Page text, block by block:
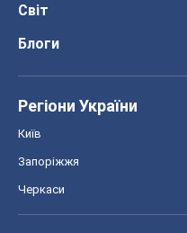
Світ
Блоги
Регіони України
Київ
Запоріжжя
Черкаси